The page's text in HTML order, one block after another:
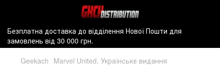
Безплатна доставка до відділення Нової Пошти для
замовлень від 30 000 грн.
Geekach Marvel United. Українське видання